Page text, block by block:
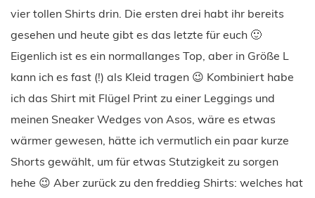
vier tollen Shirts drin. Die ersten drei habt ihr bereits
gesehen und heute gibt es das letzte für euch 🙂
Eigenlich ist es ein normallanges Top, aber in Größe L
kann ich es fast (!) als Kleid tragen 😉 Kombiniert habe
ich das Shirt mit Flügel Print zu einer Leggings und
meinen Sneaker Wedges von Asos, wäre es etwas
wärmer gewesen, hätte ich vermutlich ein paar kurze
Shorts gewählt, um für etwas Stutzigkeit zu sorgen
hehe 😉 Aber zurück zu den freddieg Shirts: welches hat